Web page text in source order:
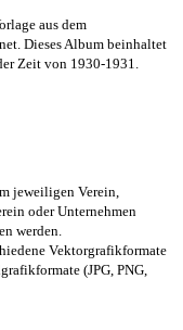
aus dem
Dieses Album beinhaltet
Zeit von 1930-1931.
jeweiligen Verein,
oder Unternehmen
werden.
Vektorgrafikformate
(JPG, PNG,